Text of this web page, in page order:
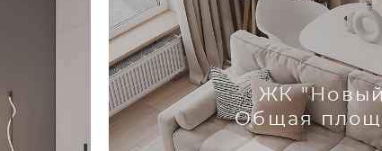
ЖК
Общая